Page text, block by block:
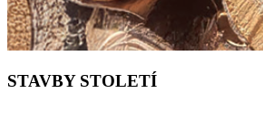
STAVBY STOLETÍ